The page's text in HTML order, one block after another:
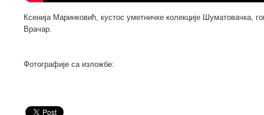
Ксенија Маринковић, кустос уметничке колекције Шуматовачка,
Врачар.
Фотографије са изложбе: